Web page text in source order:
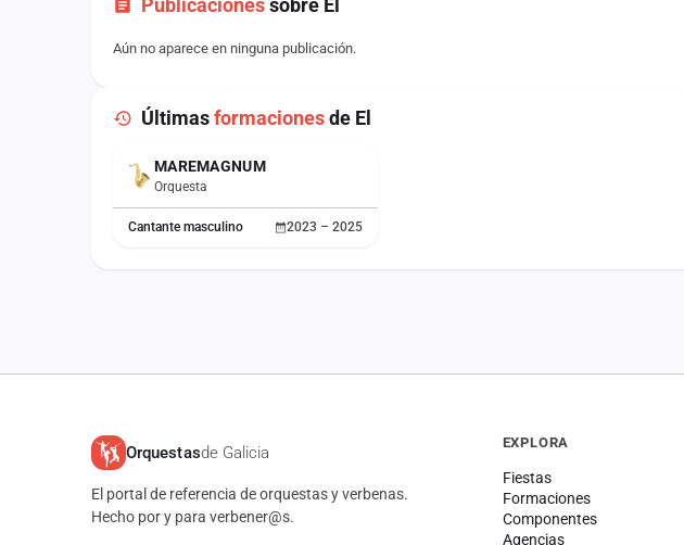
Publicacionessobre El
Aún no aparece en ninguna publicación.
Últimasformacionesde El
MAREMAGNUM
Orquesta
Cantante masculino 2023 – 2025
Orquestasde Galicia
El portal de referencia de orquestas y verbenas.
Hecho por y para verbener@s.
EXPLORA
Fiestas
Formaciones
Componentes
Agencias